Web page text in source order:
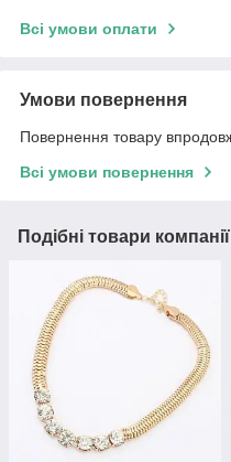
Всі умови оплати
Умови повернення
Повернення товару
Всі умови повернення
Подібні товари компанії